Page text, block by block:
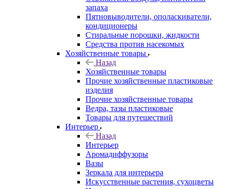
запаха
Пятновыводители, ополаскиватели,
кондиционеры
Стиральные порошки, жидкости
Средства против насекомых
Хозяйственные товары
Назад
Хозяйственные товары
Прочие хозяйственные пластиковые
изделия
Прочие хозяйственные товары
Ведра, тазы пластиковые
Товары для путешествий
Интерьер
Назад
Интерьер
Аромадиффузоры
Вазы
Зеркала для интерьера
Искусственные растения, сухоцветы